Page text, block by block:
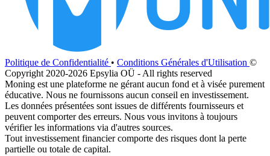
Politique de Confidentialité • Conditions Générales d'Utilisation ©
Copyright 2020-2026 Epsylia OÜ - All rights reserved
Moning est une plateforme ne gérant aucun fond et à visée purement
éducative. Nous ne fournissons aucun conseil en investissement.
Les données présentées sont issues de différents fournisseurs et
peuvent comporter des erreurs. Nous vous invitons à toujours
vérifier les informations via d'autres sources.
Tout investissement financier comporte des risques dont la perte
partielle ou totale de capital.